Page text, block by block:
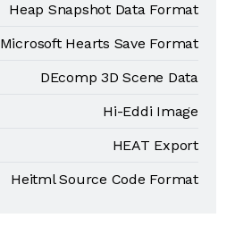
Heap Snapshot Data Format
Microsoft Hearts Save Format
DEcomp 3D Scene Data
Hi-Eddi Image
HEAT Export
Heitml Source Code Format